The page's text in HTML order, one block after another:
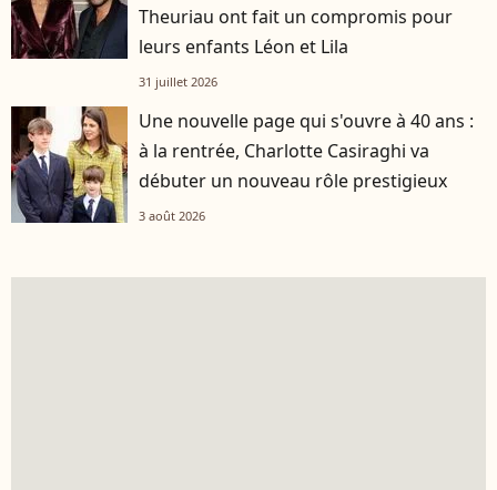
Theuriau ont fait un compromis pour
leurs enfants Léon et Lila
31 juillet 2026
Une nouvelle page qui s'ouvre à 40 ans :
à la rentrée, Charlotte Casiraghi va
débuter un nouveau rôle prestigieux
3 août 2026